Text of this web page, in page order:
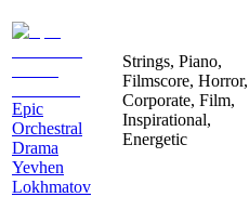
Epic
Orchestral
Drama
Yevhen
Lokhmatov
Strings, Piano,
Filmscore, Horror,
Corporate, Film,
Inspirational,
Energetic